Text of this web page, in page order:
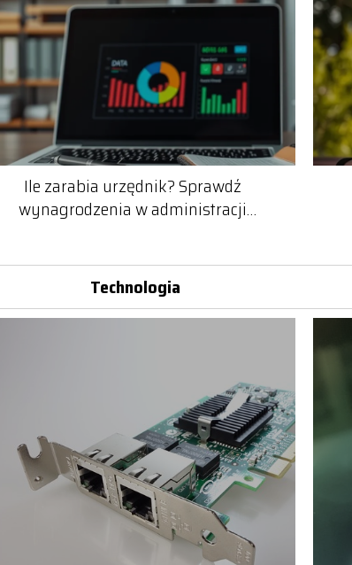
Ile zarabia urzędnik? Sprawdź
wynagrodzenia w administracji
Technologia